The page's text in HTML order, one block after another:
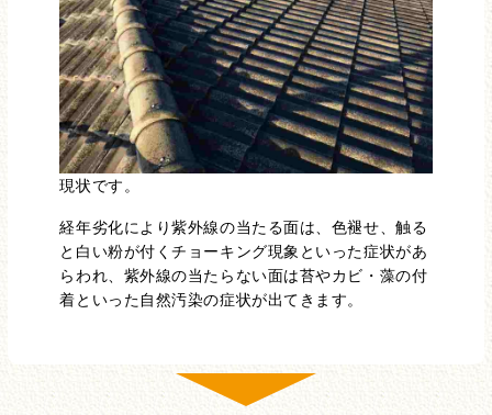
現状です。
経年劣化により紫外線の当たる面は、色褪せ、触る
と白い粉が付くチョーキング現象といった症状があ
らわれ、紫外線の当たらない面は苔やカビ・藻の付
着といった自然汚染の症状が出てきます。